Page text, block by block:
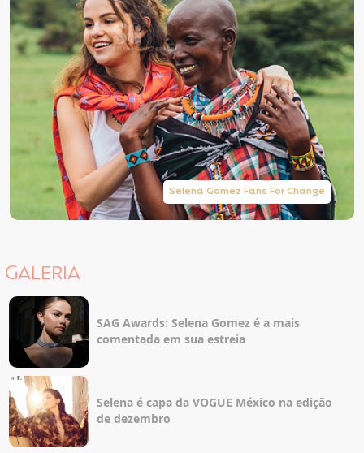
Selena Gomez Fans For Change
GALERIA
SAG Awards: Selena Gomez é a mais
comentada em sua estreia
Selena é capa da VOGUE México na edição
de dezembro